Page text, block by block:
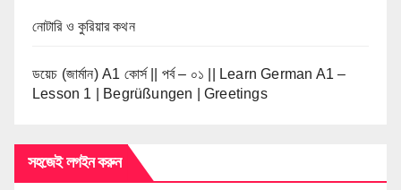
নোটারি ও কুরিয়ার কথন
ডয়েচ (জার্মান) A1 কোর্স || পর্ব – ০১ || Learn German A1 –
Lesson 1 | Begrüßungen | Greetings
সহজেই লগইন করুন